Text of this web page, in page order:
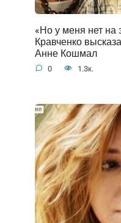
«Но у меня нет на
Кравченко
Анне Кошмал
0 1.3к.